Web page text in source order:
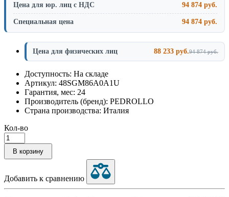
Цена для юр. лиц с НДС 94 874 руб.
Специальная цена 94 874 руб.
Цена для физических лиц 88 233 руб.94 874 руб.
Доступность: На складе
Артикул: 48SGM86A0A1U
Гарантия, мес: 24
Производитель (бренд): PEDROLLO
Страна производства: Италия
Кол-во
В корзину
Добавить к сравнению